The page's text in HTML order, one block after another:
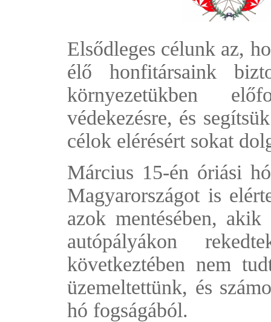
Elsődleges célunk az,
élő honfitársaink
környezetükben
védekezésre, és
célok elérésért sokat
Március 15-én óriási
Magyarországot is
azok mentésében,
autópályákon
következtében nem
üzemeltettünk, és
hó fogságából.